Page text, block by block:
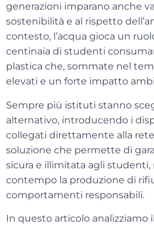
generazioni imparano anche
sostenibilità e al rispetto
contesto, l’acqua gioca un
centinaia di studenti
plastica che, sommate nel
elevati e un forte impatto
Sempre più istituti stanno
alternativo, introducendo i
collegati direttamente alla
soluzione che permette di
sicura e illimitata agli studenti,
contempo la produzione di
comportamenti responsabili.
In questo articolo analizziamo